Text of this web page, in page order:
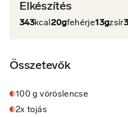
Elkészítés
343kcal20gfehérje13gzsír
Összetevők
100 g vöröslencse
2x tojás